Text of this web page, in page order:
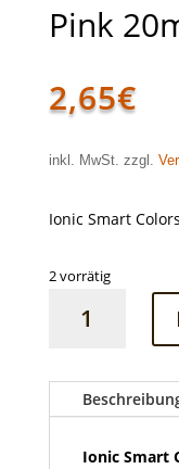
Pink
2,65€
inkl. MwSt. zzgl.
Ionic Smart
2 vorrätig
Smart
MengeIonic Smart